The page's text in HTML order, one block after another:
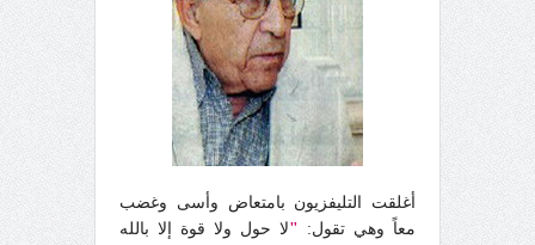
أغلقت التليفزيون بامتعاض وأسى وغضب
معاً وهي تقول: "لا حول ولا قوة إلا بالله